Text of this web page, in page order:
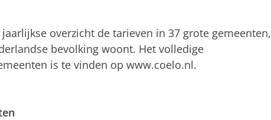
overzicht de tarieven in 37 grote gemeenten,
bevolking woont. Het volledige
is te vinden op www.coelo.nl.